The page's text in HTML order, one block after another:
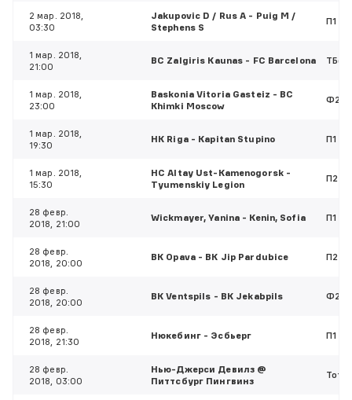
2 мар. 2018,
03:30
Jakupovic D / Rus A - Puig M /
Stephens S
П1
1 мар. 2018,
21:00
BC Zalgiris Kaunas - FC Barcelona
1 мар. 2018,
23:00
Baskonia Vitoria Gasteiz - BC
Khimki Moscow
1 мар. 2018,
19:30
HK Riga - Kapitan Stupino П1
1 мар. 2018,
15:30
HC Altay Ust-Kamenogorsk -
Tyumenskiy Legion
П2
28 февр.
2018, 21:00
Wickmayer, Yanina - Kenin, Sofia П1
28 февр.
2018, 20:00
BK Opava - BK Jip Pardubice П2
28 февр.
2018, 20:00
BK Ventspils - BK Jekabpils
28 февр.
2018, 21:30
Нюкебинг - Эсбьерг П1
28 февр.
2018, 03:00
Нью-Джерси Девилз @
Питтсбург Пингвинз